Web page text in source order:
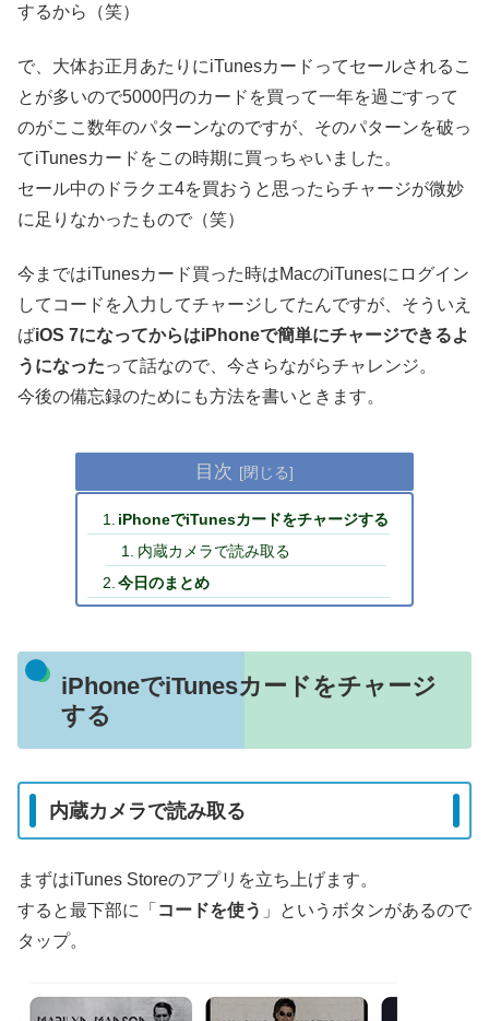
するから（笑）
で、大体お正月あたりにiTunesカードってセールされるこ
とが多いので5000円のカードを買って一年を過ごすって
のがここ数年のパターンなのですが、そのパターンを破っ
てiTunesカードをこの時期に買っちゃいました。
セール中のドラクエ4を買おうと思ったらチャージが微妙
に足りなかったもので（笑）
今まではiTunesカード買った時はMacのiTunesにログイン
してコードを入力してチャージしてたんですが、そういえ
ばiOS 7になってからはiPhoneで簡単にチャージできるよ
うになったって話なので、今さらながらチャレンジ。
今後の備忘録のためにも方法を書いときます。
目次
iPhoneでiTunesカードをチャージする
内蔵カメラで読み取る
今日のまとめ
iPhoneでiTunesカードをチャージ
する
内蔵カメラで読み取る
まずはiTunes Storeのアプリを立ち上げます。
すると最下部に「 コードを使う 」というボタンがあるので
タップ。